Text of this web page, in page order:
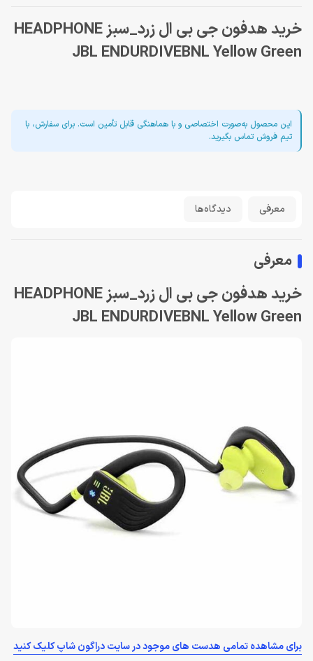
خرید هدفون جی بی ال زرد_سبز HEADPHONE
JBL ENDURDIVEBNL Yellow Green
این محصول به‌صورت اختصاصی و با هماهنگی قابل تأمین است. برای سفارش، با
تیم فروش تماس بگیرید.
معرفی دیدگاه‌ها
معرفی
خرید هدفون جی بی ال زرد_سبز HEADPHONE
JBL ENDURDIVEBNL Yellow Green
برای مشاهده تمامی هدست های موجود در سایت دراگون شاپ کلیک کنید